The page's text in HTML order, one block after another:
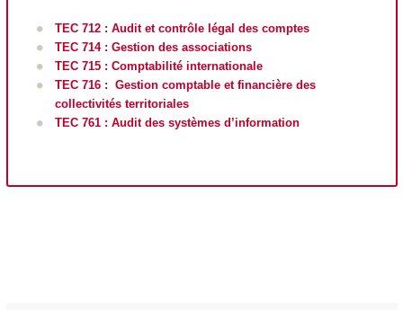
TEC 712 : Audit et contrôle légal des comptes
TEC 714 : Gestion des associations
TEC 715 : Comptabilité internationale
TEC 716 : Gestion comptable et financière des
collectivités territoriales
TEC 761 : Audit des systèmes d’information